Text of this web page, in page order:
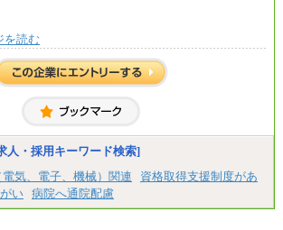
大阪府、京都府、兵庫県、滋賀県
知県、静岡県
北海道、宮城県、栃木県、群馬県、長野県、新
、富山県、石川県、岡山県、広島県、山口県、
県、福岡県
、長崎県、熊本県、宮崎県、鹿児島県、沖縄
ート・アルバイト
アサーブ】
を読む
人・採用キーワード検索]
気、電子、機械）関連
資格取得支援制度があ
い 病院へ通院配慮